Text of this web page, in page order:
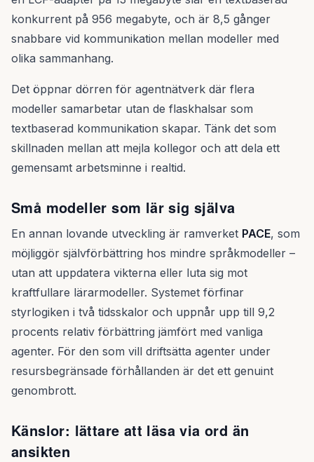
konkurrent på 956 megabyte, och är 8,5 gånger
snabbare vid kommunikation mellan modeller med
olika sammanhang.
Det öppnar dörren för agentnätverk där flera
modeller samarbetar utan de flaskhalsar som
textbaserad kommunikation skapar. Tänk det som
skillnaden mellan att mejla kollegor och att dela ett
gemensamt arbetsminne i realtid.
Små modeller som lär sig själva
En annan lovande utveckling är ramverket PACE, som
möjliggör självförbättring hos mindre språkmodeller –
utan att uppdatera vikterna eller luta sig mot
kraftfullare lärarmodeller. Systemet förfinar
styrlogiken i två tidsskalor och uppnår upp till 9,2
procents relativ förbättring jämfört med vanliga
agenter. För den som vill driftsätta agenter under
resursbegränsade förhållanden är det ett genuint
genombrott.
Känslor: lättare att läsa via ord än
ansikten